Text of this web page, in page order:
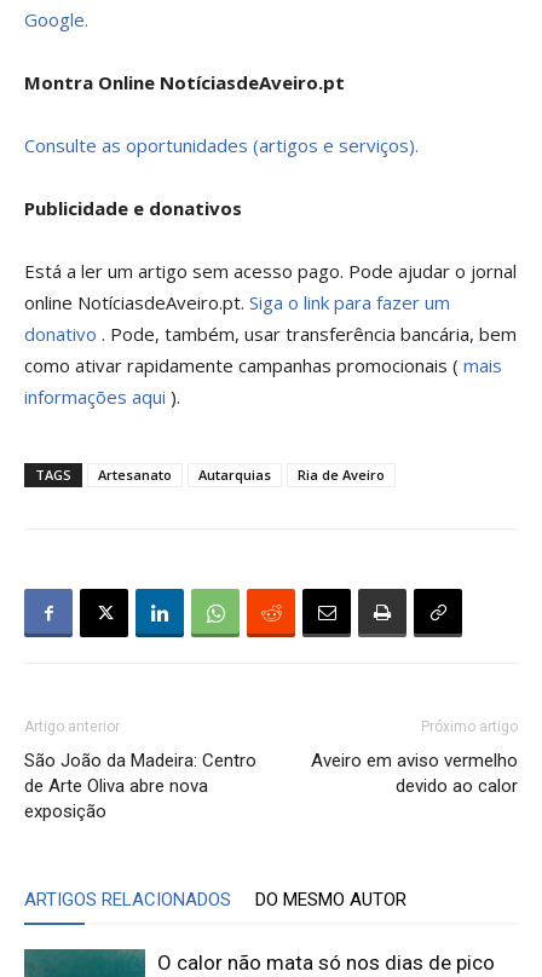
Google.
Montra Online NotíciasdeAveiro.pt
Consulte as oportunidades (artigos e serviços).
Publicidade e donativos
Está a ler um artigo sem acesso pago. Pode ajudar o jornal
online NotíciasdeAveiro.pt. Siga o link para fazer um
donativo . Pode, também, usar transferência bancária, bem
como ativar rapidamente campanhas promocionais ( mais
informações aqui ).
TAGS Artesanato Autarquias Ria de Aveiro
Artigo anterior
São João da Madeira: Centro
de Arte Oliva abre nova
exposição
Próximo artigo
Aveiro em aviso vermelho
devido ao calor
ARTIGOS RELACIONADOS DO MESMO AUTOR
O calor não mata só nos dias de pico